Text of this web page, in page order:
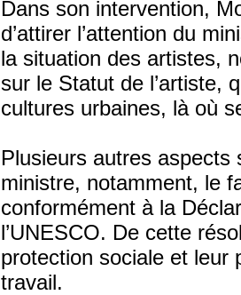
Dans son intervention,
d’attirer l’attention du
la situation des artistes,
sur le Statut de l’artiste,
cultures urbaines, là où
Plusieurs autres
ministre, notamment, le
conformément à la
l’UNESCO. De cette
protection sociale et leur
travail.